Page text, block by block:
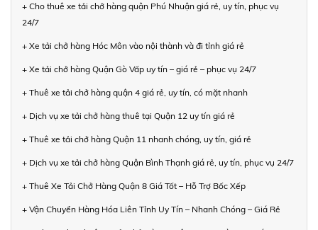
+ Cho thuê xe tải chở hàng quận Phú Nhuận giá rẻ, uy tín, phục vụ
24/7
+ Xe tải chở hàng Hóc Môn vào nội thành và đi tỉnh giá rẻ
+ Xe tải chở hàng Quận Gò Vấp uy tín – giá rẻ – phục vụ 24/7
+ Thuê xe tải chở hàng quận 4 giá rẻ, uy tín, có mặt nhanh
+ Dịch vụ xe tải chở hàng thuê tại Quận 12 uy tín giá rẻ
+ Thuê xe tải chở hàng Quận 11 nhanh chóng, uy tín, giá rẻ
+ Dịch vụ xe tải chở hàng Quận Bình Thạnh giá rẻ, uy tín, phục vụ 24/7
+ Thuê Xe Tải Chở Hàng Quận 8 Giá Tốt – Hỗ Trợ Bốc Xếp
+ Vận Chuyển Hàng Hóa Liên Tỉnh Uy Tín – Nhanh Chóng – Giá Rẻ